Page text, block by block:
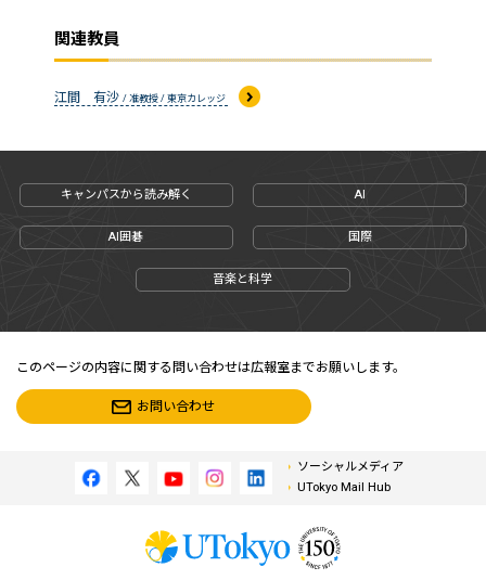
関連教員
江間 有沙 / 准教授 / 東京カレッジ
キャンパスから読み解く AI
AI囲碁 国際
音楽と科学
このページの内容に関する問い合わせは広報室までお願いします。
お問い合わせ
ソーシャルメディア
UTokyo Mail Hub